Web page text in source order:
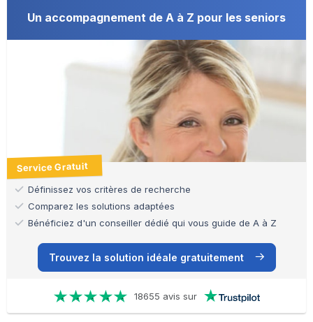
Un accompagnement de A à Z pour les seniors
Service Gratuit
Définissez vos critères de recherche
Comparez les solutions adaptées
Bénéficiez d'un conseiller dédié qui vous guide de A à Z
Trouvez la solution idéale gratuitement
18655 avis sur